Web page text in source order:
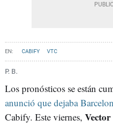
CABIFY VTC
P. B.
Los pronósticos se están
anunció que dejaba
Cabify. Este viernes,